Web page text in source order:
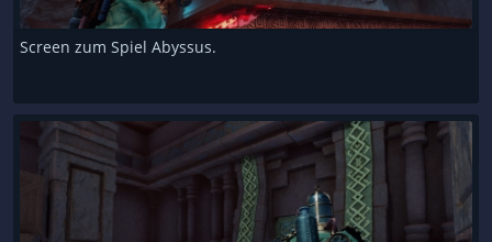
Screen zum Spiel Abyssus.